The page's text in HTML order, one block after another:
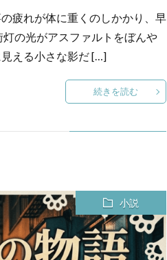
疲れが体に重くのしかかり、早
の光がアスファルトをぼんや
える小さな影だ […]
続きを読む
小説